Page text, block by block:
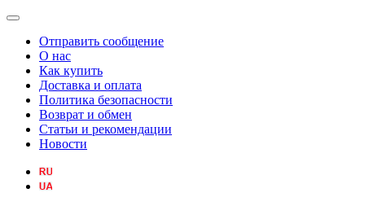
Отправить сообщение
О нас
Как купить
Доставка и оплата
Политика безопасности
Возврат и обмен
Статьи и рекомендации
Новости